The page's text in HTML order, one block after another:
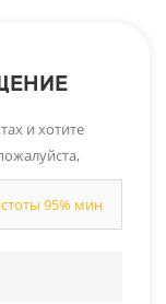
и ​​хотите
как только
95% мин